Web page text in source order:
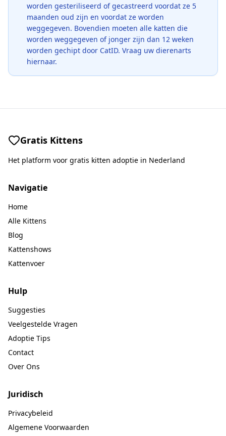
worden gesteriliseerd of gecastreerd voordat ze 5
maanden oud zijn en voordat ze worden
weggegeven. Bovendien moeten alle katten die
worden weggegeven of jonger zijn dan 12 weken
worden gechipt door CatID. Vraag uw dierenarts
hiernaar.
Gratis Kittens
Het platform voor gratis kitten adoptie in Nederland
Navigatie
Home
Alle Kittens
Blog
Kattenshows
Kattenvoer
Hulp
Suggesties
Veelgestelde Vragen
Adoptie Tips
Contact
Over Ons
Juridisch
Privacybeleid
Algemene Voorwaarden